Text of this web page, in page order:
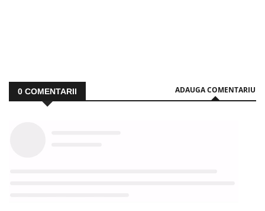
0 COMENTARII ADAUGA COMENTARIU